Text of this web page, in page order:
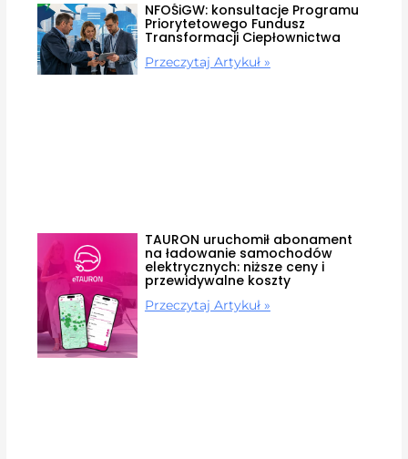
NFOŚiGW: konsultacje Programu
Priorytetowego Fundusz
Transformacji Ciepłownictwa
Przeczytaj Artykuł »
TAURON uruchomił abonament
na ładowanie samochodów
elektrycznych: niższe ceny i
przewidywalne koszty
Przeczytaj Artykuł »